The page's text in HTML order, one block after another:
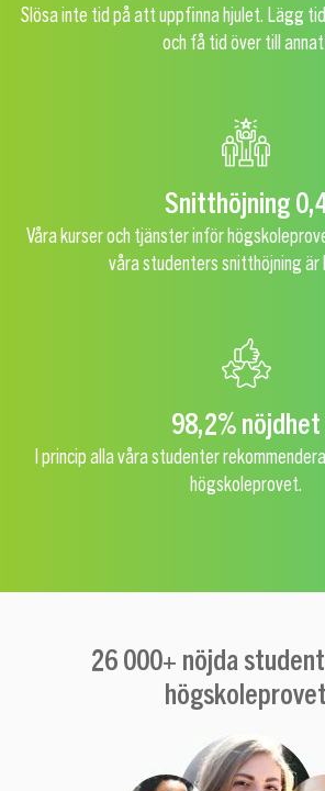
Slösa inte tid på att uppfinna hjulet. Lägg
och få tid över till
Snitthöjning
Våra kurser och tjänster inför
våra studenters snitthöjning är
98,2% nöjdhet
I princip alla våra studenter
högskoleprovet.
26 000+ nöjda
högskoleprovet